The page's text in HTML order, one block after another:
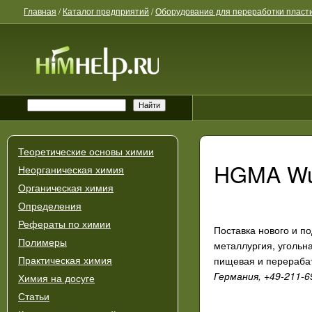
Главная /Каталог предприятий /Оборудование для переработки
Теоретические основы химии
Неорганическая химия
Органическая химия
Определения
Рефераты по химии
Полимеры
Практическая химия
Химия на досуге
Статьи
HGMA
Поставка нового и
металлургия,
пищевая и
Германия, +49-211-